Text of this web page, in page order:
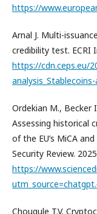
https://
Arnal J. Multi-
credibility test. ECRI
https://cdn.ceps.eu/
Ordekian M., Becker
Assessing historical
of the EU’s MiCA
Security Review.
https://
Chougule T.V.